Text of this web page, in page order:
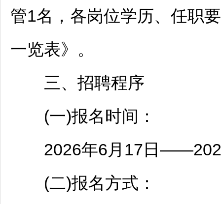
管1名，各岗位学历、任职
一览表》。
三、 招聘程序
(一)报名时间：
2026年6月17日
(二)报名方式：